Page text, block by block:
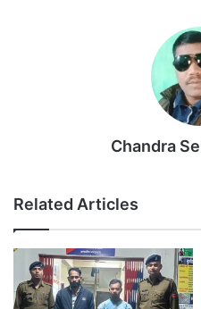
Chandra
Related Articles